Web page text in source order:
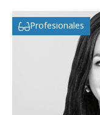
Profesionales